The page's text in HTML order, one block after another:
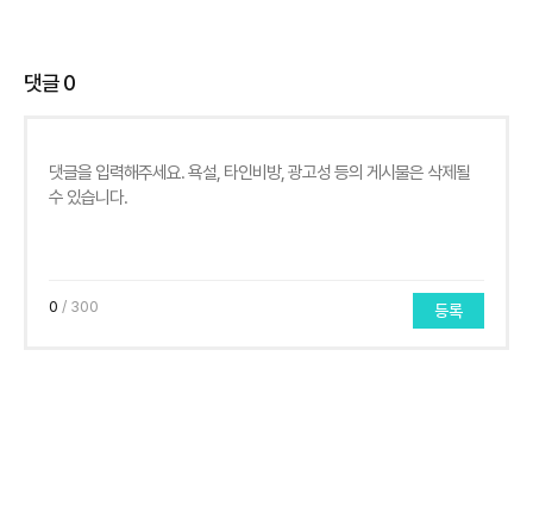
댓글0
0 / 300 등록